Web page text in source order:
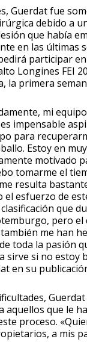
Guerdat fue
debido a
que había
en las últimas
participar
Longines FEI
la primera
mi
impensable
para
Estoy en
motivado
tomarme el
resulta
el esfuerzo de
que
pero el
me han
toda la pasión
sirve si no estoy
en su
aquellos que le
proceso.
a mis